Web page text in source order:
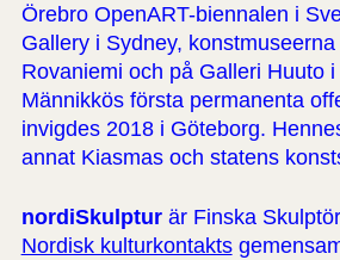
Örebro OpenART-biennalen i
Gallery i Sydney,
Rovaniemi och på Galleri Huuto
Männikkös första permanenta
invigdes 2018 i Göteborg.
annat Kiasmas och statens
nordiSkulpturär Finska
Nordisk kulturkontakts